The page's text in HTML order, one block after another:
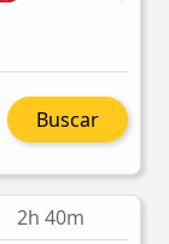
Buscar
2h 40m